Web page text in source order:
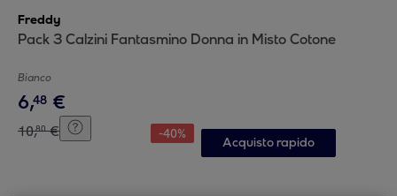
Freddy
Pack 3 Calzini Fantasmino Donna in Misto Cotone
Bianco
6,48 €
10,80 € -40%
Acquisto rapido